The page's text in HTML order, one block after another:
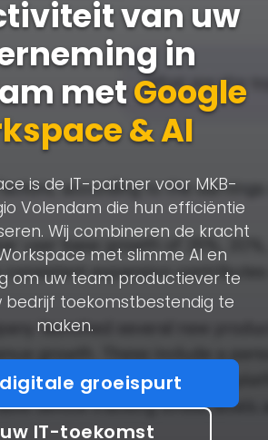
van uw
in
metGoogle
& AI
is de IT-partner voor MKB-
Volendam die hun efficiëntie
Wij combineren de kracht
met slimme AI en
om uw team productiever te
bedrijf toekomstbestendig te
maken.
groeispurt
IT-toekomst